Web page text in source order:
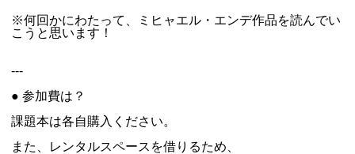
※何回かにわたって、ミヒャエル・エンデ作品を読んでい
こうと思います！
---
● 参加費は？
課題本は各自購入ください。
また、レンタルスペースを借りるため、